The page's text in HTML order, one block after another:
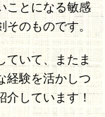
ことになる敏感
のものです。
ていて、またま
経験を活かしつ
介しています！